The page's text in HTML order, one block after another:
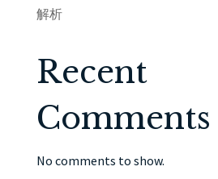
解析
Recent
Comments
No comments to show.